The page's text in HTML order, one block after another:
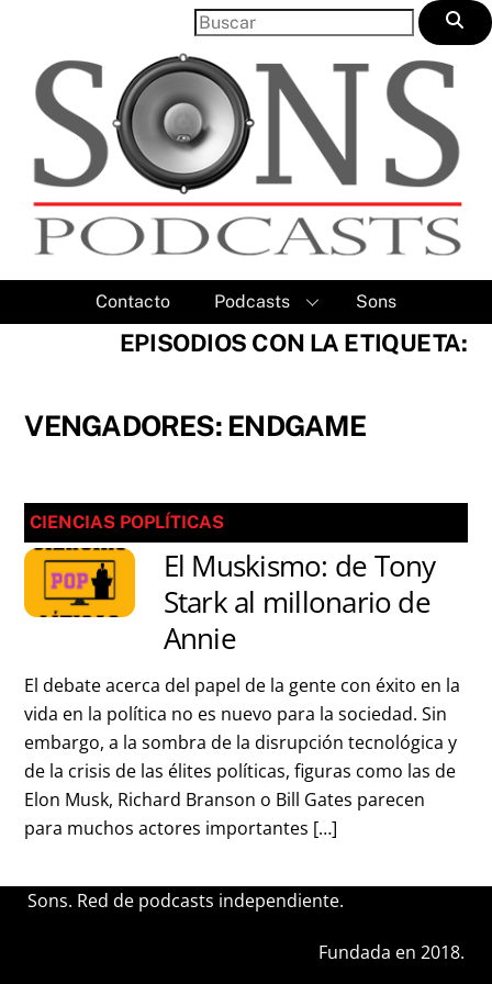
content
Contacto Podcasts Sons
EPISODIOS CON LA ETIQUETA:
VENGADORES: ENDGAME
CIENCIAS POPLÍTICAS
El Muskismo: de Tony
Stark al millonario de
Annie
El debate acerca del papel de la gente con éxito en la
vida en la política no es nuevo para la sociedad. Sin
embargo, a la sombra de la disrupción tecnológica y
de la crisis de las élites políticas, figuras como las de
Elon Musk, Richard Branson o Bill Gates parecen
para muchos actores importantes […]
Sons. Red de podcasts independiente.
Fundada en 2018.